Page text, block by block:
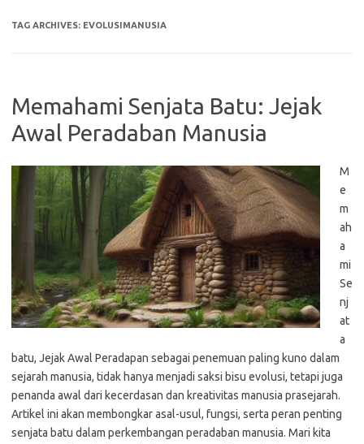
TAG ARCHIVES: EVOLUSIMANUSIA
Memahami Senjata Batu: Jejak
Awal Peradaban Manusia
M
e
m
ah
a
mi
Se
nj
at
a
batu, Jejak Awal Peradapan sebagai penemuan paling kuno dalam
sejarah manusia, tidak hanya menjadi saksi bisu evolusi, tetapi juga
penanda awal dari kecerdasan dan kreativitas manusia prasejarah.
Artikel ini akan membongkar asal-usul, fungsi, serta peran penting
senjata batu dalam perkembangan peradaban manusia. Mari kita